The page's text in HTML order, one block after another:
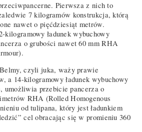
Pierwsza z nich to
7 kilogramów konstrukcja, którą
nawet o pięćdziesiąt metrów.
kilogramowy ładunek wybuchowy
o grubości nawet 60 mm RHA
czyli juka, waży prawie
a 14-kilogramowy ładunek wybuchowy
umożliwia przebicie pancerza o
RHA (Rolled Homogenous
od tulipana, który jest ładunkiem
cel obracając się w promieniu 360